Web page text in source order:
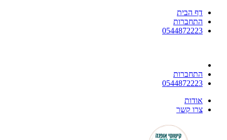
דף הבית
התחברות
0544872223
התחברות
0544872223
אודות
צרו קשר